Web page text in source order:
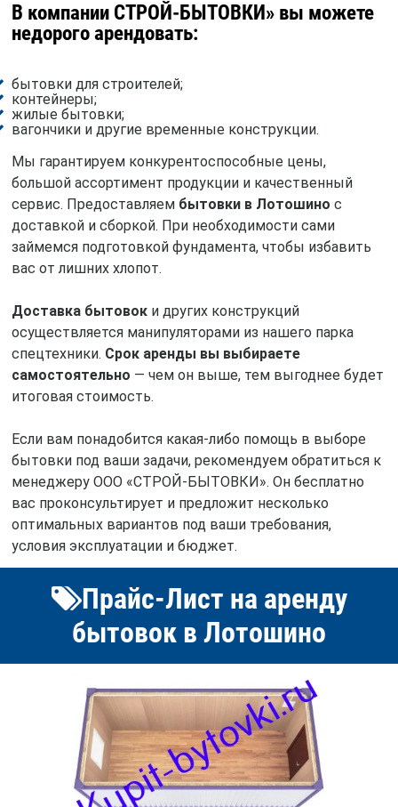
В компании СТРОЙ-БЫТОВКИ» вы можете
недорого арендовать:
бытовки для строителей;
контейнеры;
жилые бытовки;
вагончики и другие временные конструкции.
Мы гарантируем конкурентоспособные цены,
большой ассортимент продукции и качественный
сервис. Предоставляем бытовки в Лотошино с
доставкой и сборкой. При необходимости сами
займемся подготовкой фундамента, чтобы избавить
вас от лишних хлопот.
Доставка бытовоки других конструкций
осуществляется манипуляторами из нашего парка
спецтехники. Срок аренды вы выбираете
самостоятельно — чем он выше, тем выгоднее будет
итоговая стоимость.
Если вам понадобится какая-либо помощь в выборе
бытовки под ваши задачи, рекомендуем обратиться к
менеджеру ООО «СТРОЙ-БЫТОВКИ». Он бесплатно
вас проконсультирует и предложит несколько
оптимальных вариантов под ваши требования,
условия эксплуатации и бюджет.
Прайс-Лист на аренду
бытовок в Лотошино